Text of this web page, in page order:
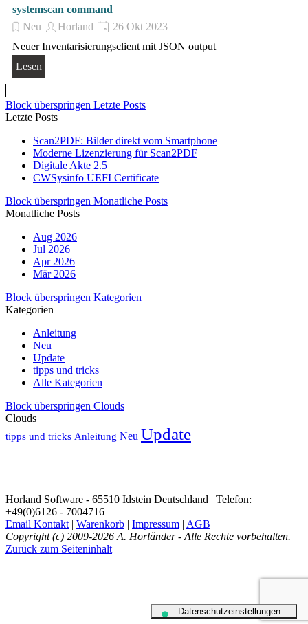
systemscan command
Neu
Horland
26 Okt 2023
Neuer Inventarisierungsclient mit JSON output
Lesen
Block überspringen Letzte Posts
Letzte Posts
Scan2PDF: Bilder direkt vom Smartphone
Moderne Lizenzierung für Scan2PDF
Digitale Akte 2.5
CWSysinfo UEFI Certificate
Block überspringen Monatliche Posts
Monatliche Posts
Aug 2026
Jul 2026
Apr 2026
Mär 2026
Block überspringen Kategorien
Kategorien
Anleitung
Neu
Update
tipps und tricks
Alle Kategorien
Block überspringen Clouds
Clouds
tipps und tricks Anleitung Neu Update
Horland Software - 65510 Idstein Deutschland | Telefon:
+49(0)6126 - 7004716
Email Kontakt | Warenkorb | Impressum | AGB
Copyright (c) 2009-2026 A. Horländer - Alle Rechte vorbehalten.
Zurück zum Seiteninhalt